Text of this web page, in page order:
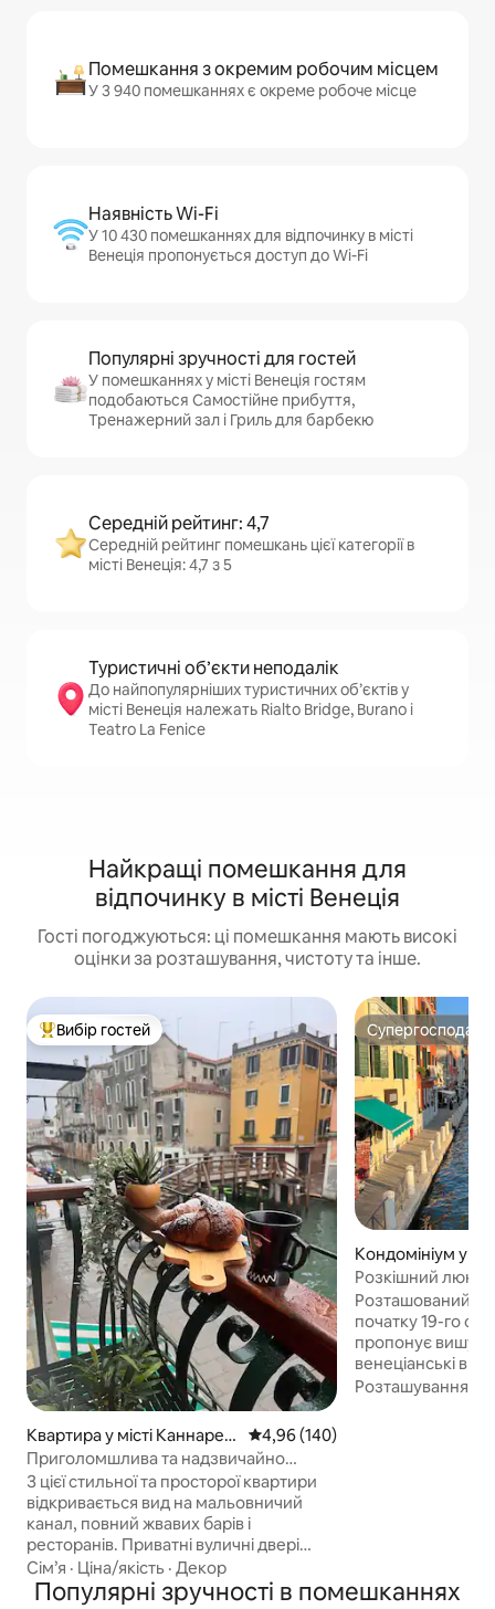
Помешкання з окремим робочим місцем
У 3 940 помешканнях є окреме робоче місце
Наявність Wi-Fi
У 10 430 помешканнях для відпочинку в місті
Венеція пропонується доступ до Wi-Fi
Популярні зручності для гостей
У помешканнях у місті Венеція гостям
подобаються Самостійне прибуття,
Тренажерний зал і Гриль для барбекю
Середній рейтинг: 4,7
Середній рейтинг помешкань цієї категорії в
місті Венеція: 4,7 з 5
Туристичні об’єкти неподалік
До найпопулярніших туристичних об’єктів у
місті Венеція належать Rialto Bridge, Burano і
Teatro La Fenice
Найкращі помешкання для
відпочинку в місті Венеція
Гості погоджуються: ці помешкання мають високі
оцінки за розташування, чистоту та інше.
Топ вибір гостей
Вибір гостей
Квартира у місті Каннаред
жо
Середня оцінка: 4,96 з 5,
4,96 (140)
Приголомшлива та надзвичайно
стильна 5-зіркова квартира біля
каналу!
З цієї стильної та просторої квартири
відкривається вид на мальовничий
канал, повний жвавих барів і
ресторанів. Приватні вуличні двері
ведуть вас до підсобного приміщення
на першому поверсі (пральна машина
Сім’я · Ціна/якість · Декор
Супергосподар
Супергосподар
Кондомініум у
роче
Розкішний люкс
джакузі та
Розташований в
початку 19-го
пропонує
венеціанські
кроків від
чарівну
Розташування
Популярні зручності в помешканнях